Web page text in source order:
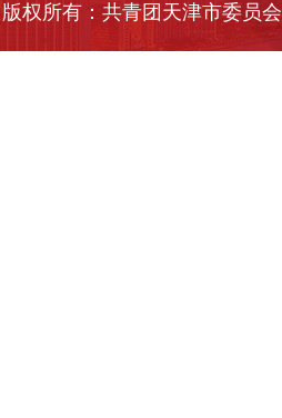
版权所有：共青团天津市委